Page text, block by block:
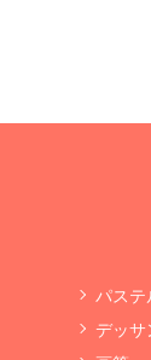
パステ
デッサ